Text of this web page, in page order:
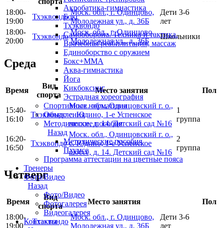
Акробатика-гимнастика
Бокс
Тхэквондо
Самооборона. Техника и тактика.
Врачебная реабилитация, массаж
Единоборство с оружием
Бокс+MMA
Аква-гимнастика
Йога
Кикбоксинг
Эстрадная хореография
Спортивные нормативы
Объявления
Методические пособия
Назад
Методические пособия
Пхумсе
Программа аттестации на цветные пояса
Тренеры
Фото/Видео
Назад
Фото/Видео
Фотогалерея
Видеогалерея
Контакты
18:00-
19:00
Тхэквондо
Моск. обл., г. Одинцово,
Молодежная ул., д. 36Б
Дети 3-6
лет
18:00-
20:00
Тхэквондо
Моск. обл., г. Одинцово,
Молодежная ул., д. 36Б
Школьники
Среда
Время
Вид
спорта
Место занятия Пол
15:40-
16:10
Тхэквондо
Моск. обл., Одинцовский г. о.,
с. Юдино, 1-е Успенское
шоссе, д. 14. Детский сад №16
1
группа
16:20-
16:50
Тхэквондо
Моск. обл., Одинцовский г. о.,
с. Юдино, 1-е Успенское
шоссе, д. 14. Детский сад №16
2
группа
Четверг
Время
Вид
спорта
Место занятия
Пол
18:00-
19:00
Тхэквондо
Моск. обл., г. Одинцово,
Молодежная ул., д. 36Б
Дети 3-6
лет